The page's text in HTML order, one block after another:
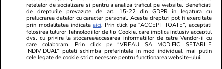
front comun în opoziție împotriva legii care
permite Armatei să doboare dronele
neautorizate. CCR a tranșat definitiv disputa
retelelor de socializare si pentru a analiza traficul pe website. Beneficiati
de drepturile prevazute de art. 15-22 din GDPR in legatura cu
prelucrarea datelor cu caracter personal. Aceste drepturi pot fi exercitate
prin modalitatea indicataaici. Prin click pe “ACCEPT TOATE”, acceptati
folosirea tuturor Tehnologiilor de tip Cookie, care implica inclusiv acceptul
dvs. cu privire la stocarea/accesarea informatiilor de catre Vendor-ii cu
care colaboram. Prin click pe “VREAU SA MODIFIC SETARILE
INDIVIDUAL” puteti schimba preferintele in mod individual, mai putin
cele legate de cookie strict necesare pentru functionarea website-ului.